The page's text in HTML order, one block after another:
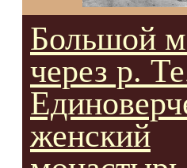
Большой
через р.
женский